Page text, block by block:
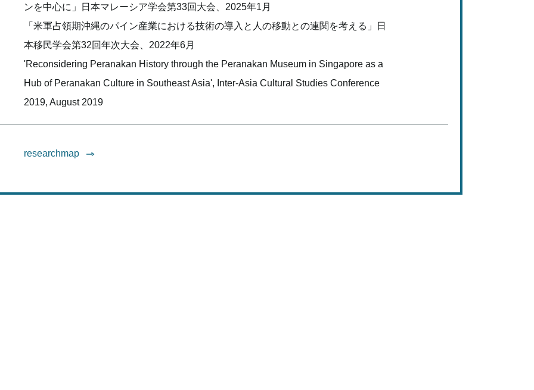
ンを中心に」日本マレーシア学会第33回大会、2025年1月
「米軍占領期沖縄のパイン産業における技術の導入と人の移動との連関を考える」日
本移民学会第32回年次大会、2022年6月
'Reconsidering Peranakan History through the Peranakan Museum in Singapore as a
Hub of Peranakan Culture in Southeast Asia', Inter-Asia Cultural Studies Conference
2019, August 2019
researchmap